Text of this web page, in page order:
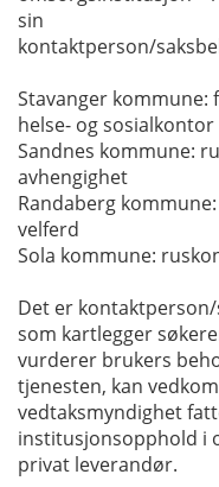
sin
kontaktperson/
Stavanger kommune:
helse- og sosialkontor
Sandnes kommune:
avhengighet
Randaberg
velferd
Sola kommune:
Det er
som kartlegger
vurderer brukers
tjenesten, kan
vedtaksmyndighet
institusjonsopphold i
privat leverandør.